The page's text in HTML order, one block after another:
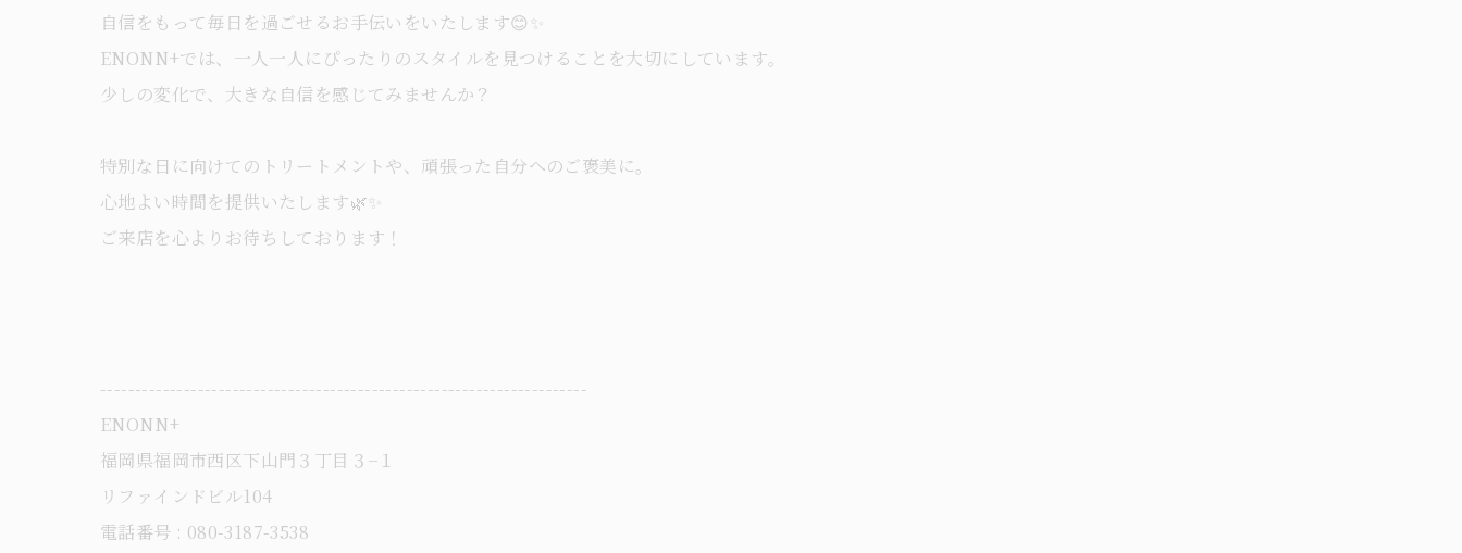
自信をもって毎日を過ごせるお手伝いをいたします😊✨
ENONN+では、一人一人にぴったりのスタイルを見つけることを大切にしています。
少しの変化で、大きな自信を感じてみませんか？
特別な日に向けてのトリートメントや、頑張った自分へのご褒美に。
心地よい時間を提供いたします🌿✨
ご来店を心よりお待ちしております！
----------------------------------------------------------------------
ENONN+
福岡県福岡市西区下山門３丁目３−１
リファインドビル104
電話番号 : 080-3187-3538